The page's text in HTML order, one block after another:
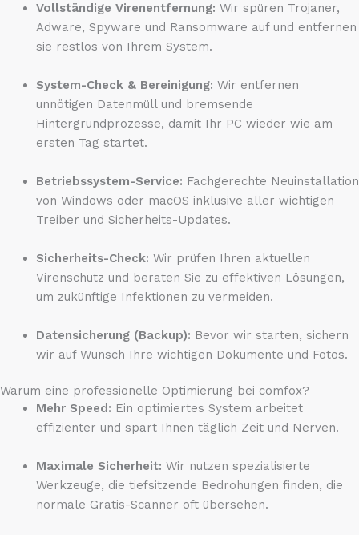
Vollständige Virenentfernung: Wir spüren Trojaner,
Adware, Spyware und Ransomware auf und entfernen
sie restlos von Ihrem System.
System-Check & Bereinigung: Wir entfernen
unnötigen Datenmüll und bremsende
Hintergrundprozesse, damit Ihr PC wieder wie am
ersten Tag startet.
Betriebssystem-Service: Fachgerechte Neuinstallation
von Windows oder macOS inklusive aller wichtigen
Treiber und Sicherheits-Updates.
Sicherheits-Check: Wir prüfen Ihren aktuellen
Virenschutz und beraten Sie zu effektiven Lösungen,
um zukünftige Infektionen zu vermeiden.
Datensicherung (Backup): Bevor wir starten, sichern
wir auf Wunsch Ihre wichtigen Dokumente und Fotos.
Warum eine professionelle Optimierung bei comfox?
Mehr Speed: Ein optimiertes System arbeitet
effizienter und spart Ihnen täglich Zeit und Nerven.
Maximale Sicherheit: Wir nutzen spezialisierte
Werkzeuge, die tiefsitzende Bedrohungen finden, die
normale Gratis-Scanner oft übersehen.